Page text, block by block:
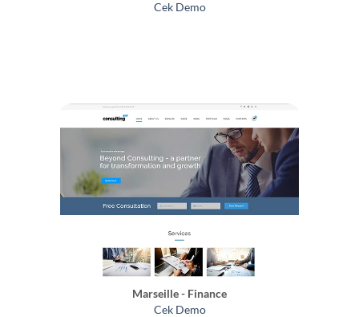
Cek Demo
Marseille - Finance
Cek Demo